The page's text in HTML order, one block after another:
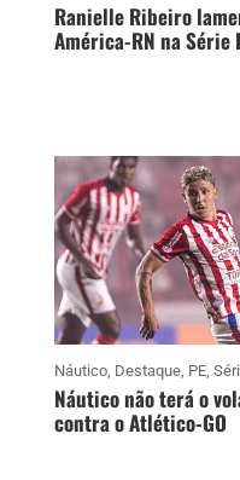
Ranielle Ribeiro
América-RN na Série
Náutico, Destaque, PE,
Náutico não terá o
contra o Atlético-GO